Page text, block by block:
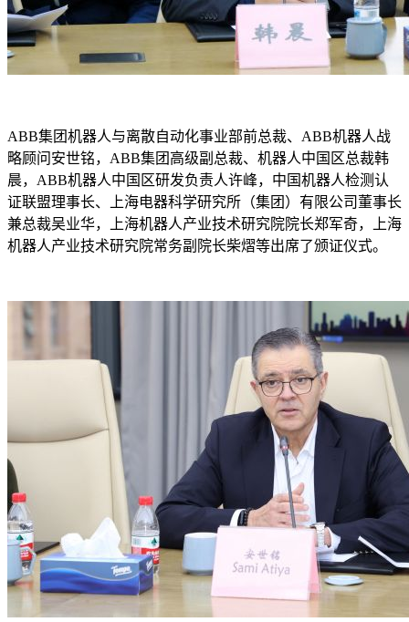
ABB集团机器人与离散自动化事业部前总裁、ABB机器人战
略顾问安世铭，ABB集团高级副总裁、机器人中国区总裁韩
晨，ABB机器人中国区研发负责人许峰，中国机器人检测认
证联盟理事长、上海电器科学研究所（集团）有限公司董事长
兼总裁吴业华，上海机器人产业技术研究院院长郑军奇，上海
机器人产业技术研究院常务副院长柴熠等出席了颁证仪式。